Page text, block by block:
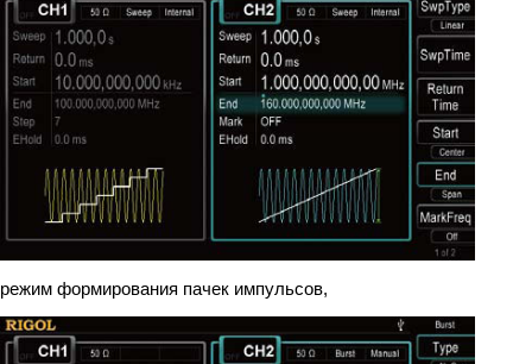
режим формирования пачек импульсов,